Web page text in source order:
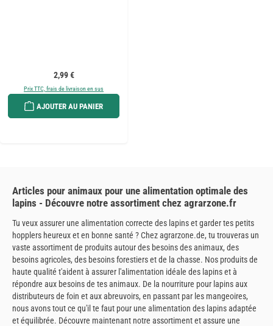
Prix régulier :
2,99 €
Prix TTC, frais de livraison en sus
AJOUTER AU PANIER
Articles pour animaux pour une alimentation optimale des
lapins - Découvre notre assortiment chez agrarzone.fr
Tu veux assurer une alimentation correcte des lapins et garder tes petits
hopplers heureux et en bonne santé ? Chez agrarzone.de, tu trouveras un
vaste assortiment de produits autour des besoins des animaux, des
besoins agricoles, des besoins forestiers et de la chasse. Nos produits de
haute qualité t'aident à assurer l'alimentation idéale des lapins et à
répondre aux besoins de tes animaux. De la nourriture pour lapins aux
distributeurs de foin et aux abreuvoirs, en passant par les mangeoires,
nous avons tout ce qu'il te faut pour une alimentation des lapins adaptée
et équilibrée. Découvre maintenant notre assortiment et assure une